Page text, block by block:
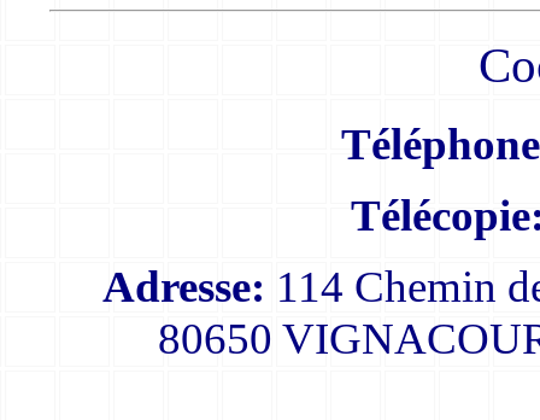
Adresse: 114 Chemin
80650